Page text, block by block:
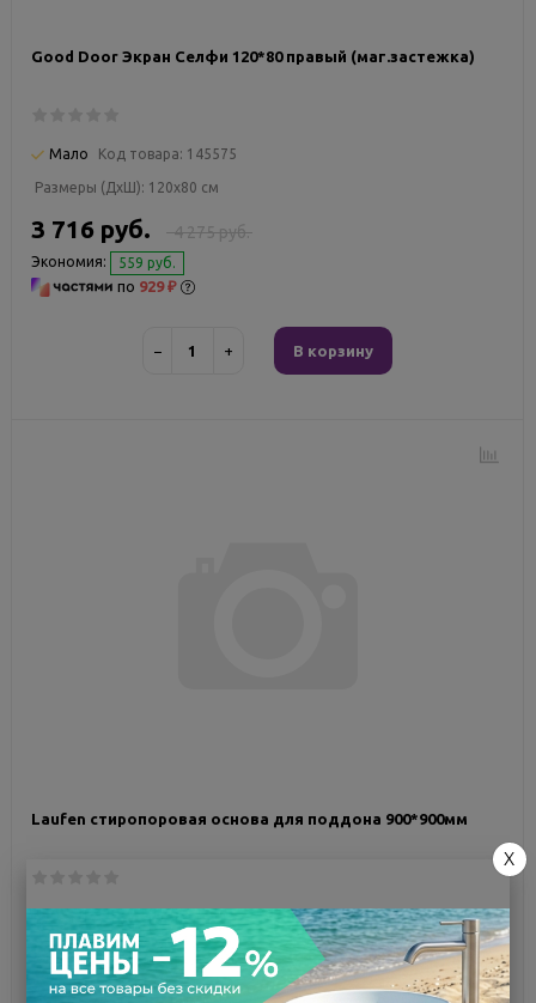
Good Door Экран Селфи 120*80 правый (маг.застежка)
Мало Код товара: 145575
Размеры (ДxШ): 120x80 см
4 275 руб.
3 716 руб.
Экономия: 559 руб.
по 929 ₽
− + В корзину
Laufen стиропоровая основа для поддона 900*900мм
Код товара: 119941
Размеры (ДxШ): 90x90 см
5 747 руб.
X